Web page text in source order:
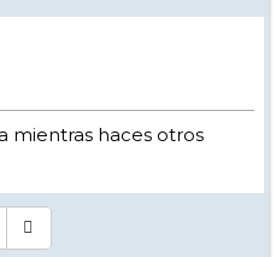
mientras haces otros